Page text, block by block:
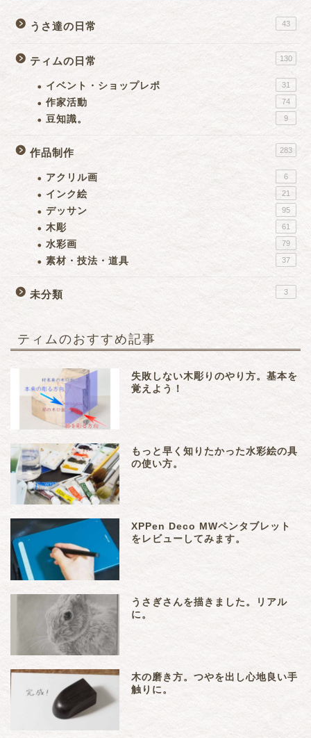
うさ達の日常 43
ティムの日常 130
イベント・ショップレポ 31
作家活動 74
豆知識。 9
作品制作 283
アクリル画 6
インク絵 21
デッサン 95
木彫 61
水彩画 79
素材・技法・道具 37
未分類 3
ティムのおすすめ記事
失敗しない木彫りのやり方。基本を
覚えよう！
もっと早く知りたかった水彩絵の具
の使い方。
XPPen Deco MWペンタブレット
をレビューしてみます。
うさぎさんを描きました。リアル
に。
木の磨き方。つやを出し心地良い手
触りに。